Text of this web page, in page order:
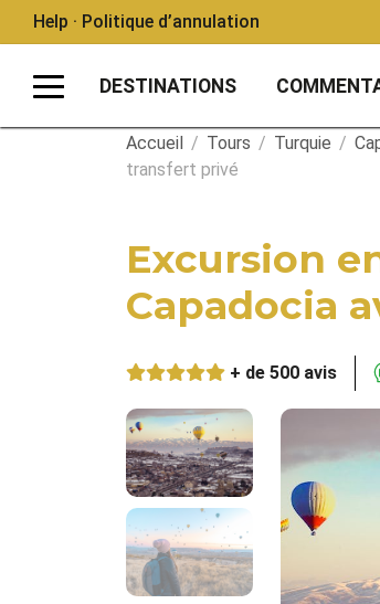
Help · Politique d’annulation
DESTINATIONS
Accueil / Tours / Turquie /
transfert privé
Excursion
Capadocia
+ de 500 avis